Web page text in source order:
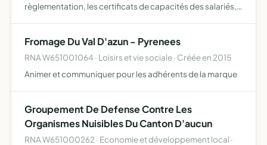
règlementation, les certificats de capacités des salariés,
Fromage Du Val D'azun - Pyrenees
RNA W651001064 · Loisirs et vie sociale · Créée en 2015
Animer et communiquer pour les adhérents de la marque
Groupement De Defense Contre Les
Organismes Nuisibles Du Canton D'aucun
RNA W651000262 · Economie et développement local ·